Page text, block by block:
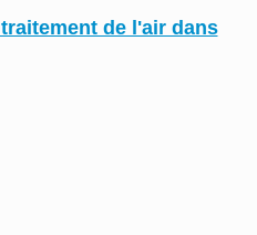
de l'air dans